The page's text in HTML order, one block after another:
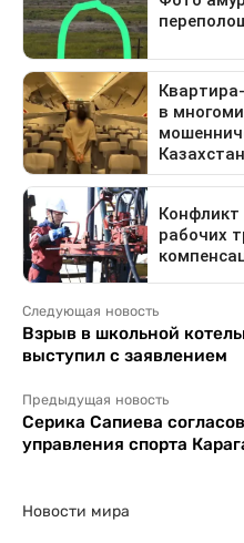
Следующая новость
Взрыв в школьной
выступил с заявлением
Предыдущая новость
Серика Сапиева
управления спорта
Новости мира